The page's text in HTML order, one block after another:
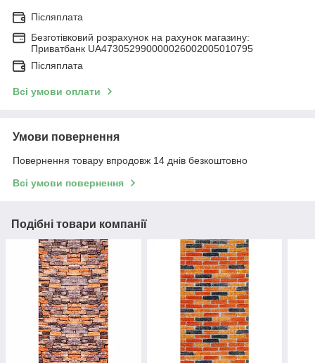
Післяплата
Безготівковий розрахунок на рахунок магазину:
Приватбанк UA473052990000026002005010795
Післяплата
Всі умови оплати
Умови повернення
Повернення товару впродовж 14 днів безкоштовно
Всі умови повернення
Подібні товари компанії